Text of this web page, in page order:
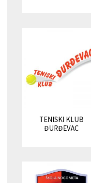
TENISKI KLUB
ĐURĐEVAC